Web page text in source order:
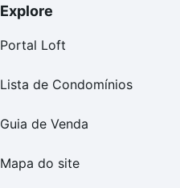
Explore
Portal Loft
Lista de Condomínios
Guia de Venda
Mapa do site